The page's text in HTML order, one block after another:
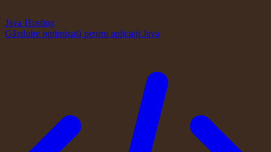
Java Hosting
Găzduire optimizată pentru aplicații Java